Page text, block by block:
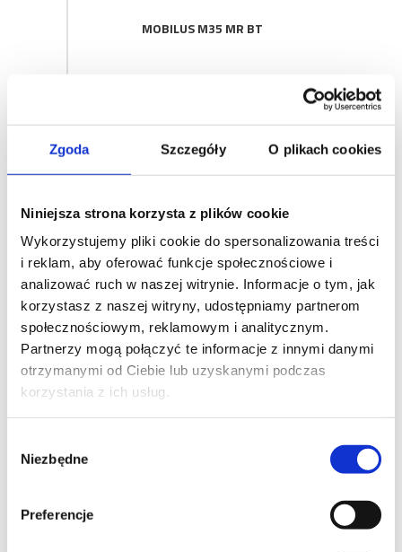
Zgoda Szczegóły O plikach cookies
Niniejsza strona korzysta z plików cookie
Wykorzystujemy pliki cookie do spersonalizowania treści
i reklam, aby oferować funkcje społecznościowe i
analizować ruch w naszej witrynie. Informacje o tym, jak
korzystasz z naszej witryny, udostępniamy partnerom
społecznościowym, reklamowym i analitycznym.
Partnerzy mogą połączyć te informacje z innymi danymi
otrzymanymi od Ciebie lub uzyskanymi podczas
korzystania z ich usług.
zgody
Niezbędne
Preferencje
MOBILUS M35 MR BT
krańcówkami, zintegrowanym
dwukierunkowym modułem radiowym
MOBILUS M35 MR TUYA